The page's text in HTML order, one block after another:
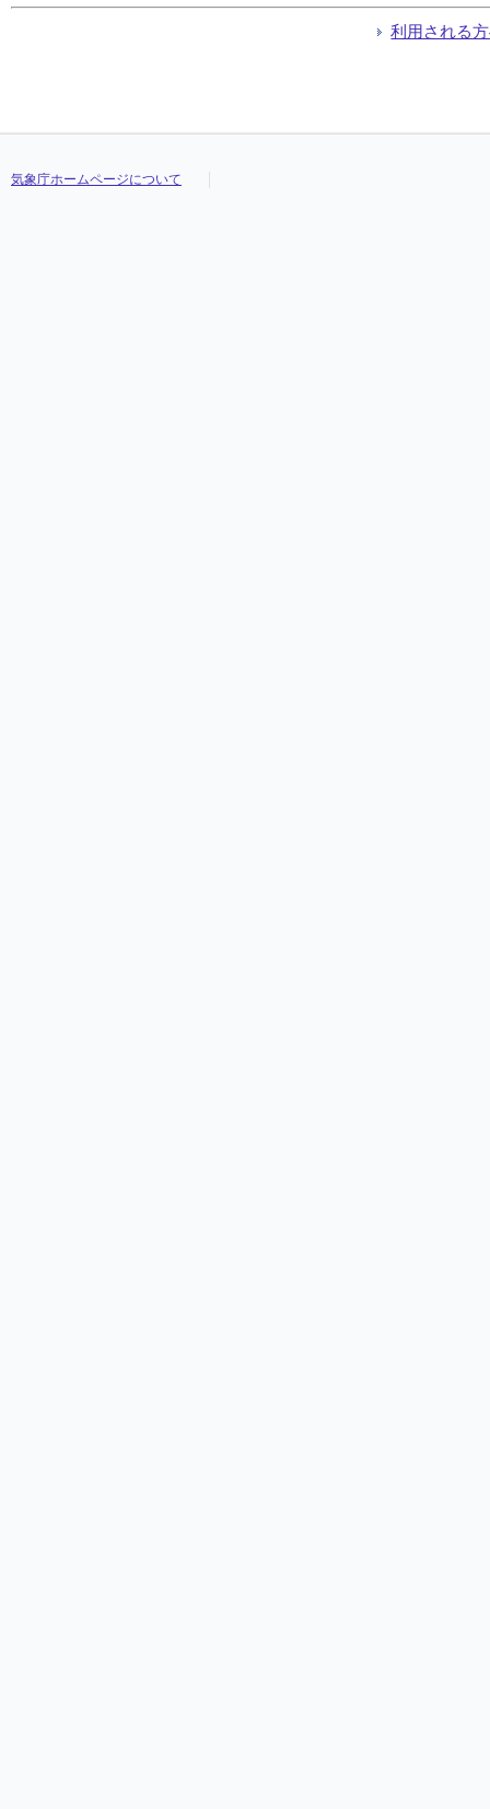
利用される
気象庁ホームページについて